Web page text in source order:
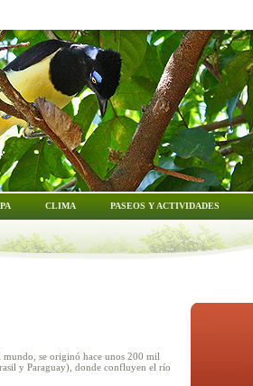
CLIMA PASEOS Y ACTIVIDADES
mundo, se originó hace unos 200 mil
y Paraguay), donde confluyen el río